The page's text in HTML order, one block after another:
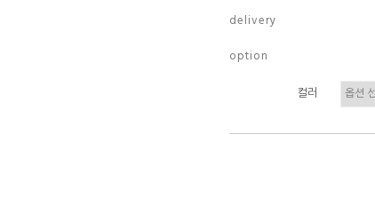
d e l i v e r y
o p t i o n
컬러